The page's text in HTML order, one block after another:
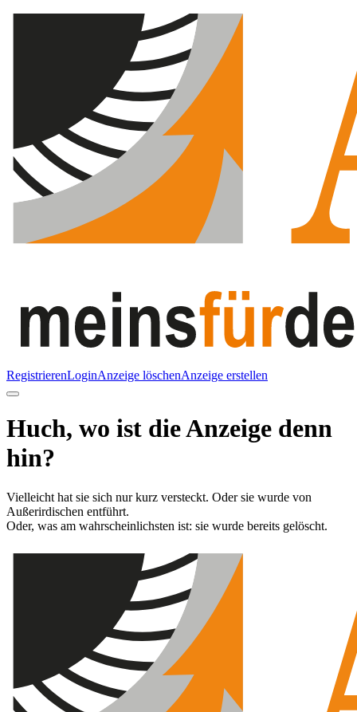
RegistrierenLoginAnzeige löschenAnzeige erstellen
Huch, wo ist die Anzeige denn
hin?
Vielleicht hat sie sich nur kurz versteckt. Oder sie wurde von
Außerirdischen entführt.
Oder, was am wahrscheinlichsten ist: sie wurde bereits gelöscht.